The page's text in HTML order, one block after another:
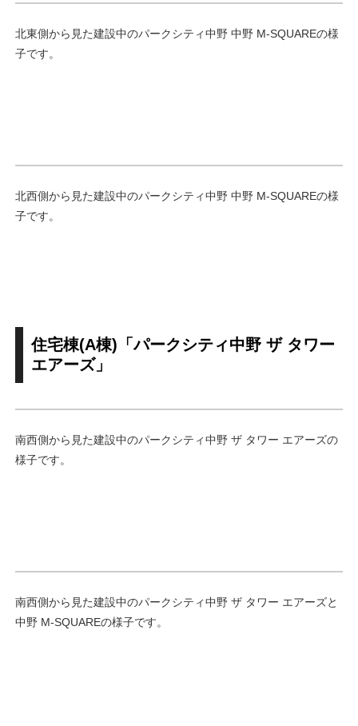
北東側から見た建設中のパークシティ中野 中野 M-SQUAREの様
子です。
北西側から見た建設中のパークシティ中野 中野 M-SQUAREの様
子です。
住宅棟(A棟)「パークシティ中野 ザ タワー
エアーズ」
南西側から見た建設中のパークシティ中野 ザ タワー エアーズの
様子です。
南西側から見た建設中のパークシティ中野 ザ タワー エアーズと
中野 M-SQUAREの様子です。